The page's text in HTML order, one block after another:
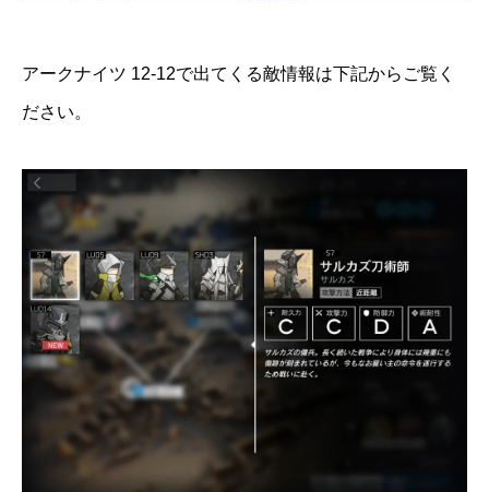
アークナイツ 12-12で出てくる敵情報は下記からご覧く
ださい。